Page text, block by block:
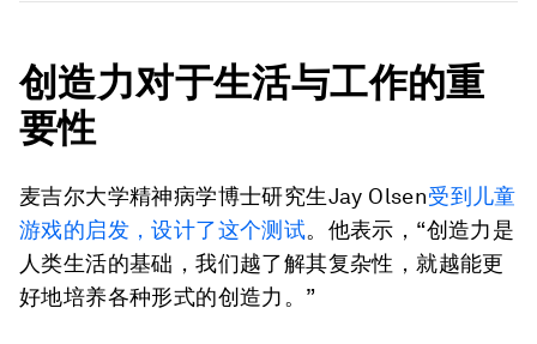
创造力对于生活与工作的重
要性
麦吉尔大学精神病学博士研究生Jay Olsen受到儿童
游戏的启发，设计了这个测试。他表示，“创造力是
人类生活的基础，我们越了解其复杂性，就越能更
好地培养各种形式的创造力。”